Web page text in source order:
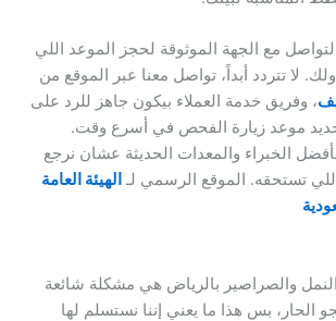
مع الجهة الموثوقة لحجز الموعد اللي
لا تتردد أبداً، تواصل معنا عبر الموقع من
، وفريق خدمة العملاء بيكون جاهز للرد على
موعد زيارة الفحص في أسرع وقت.
الخبراء والمعدات الحديثة عشان نرجع
تستحقه. الموقع الرسمي لـ الهيئة العامة
والصراصير بالرياض هي مشكلة شائعة
الحار، بس هذا ما يعني إننا نستسلم لها